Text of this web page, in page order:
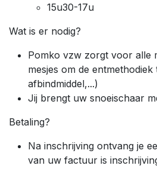
15u30-17u
Wat is er nodig?
Pomko vzw zorgt voor alle
mesjes om de
afbindmiddel,...)
Jij brengt uw snoeischaar
Betaling?
Na inschrijving ontvang je
van uw factuur is